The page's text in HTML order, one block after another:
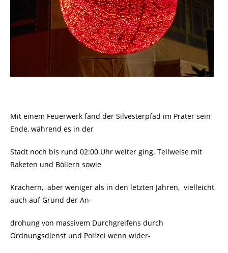
Mit einem Feuerwerk fand der Silvesterpfad im Prater sein
Ende, während es in der
Stadt noch bis rund 02:00 Uhr weiter ging. Teilweise mit
Raketen und Böllern sowie
Krachern, aber weniger als in den letzten Jahren, vielleicht
auch auf Grund der An-
drohung von massivem Durchgreifens durch
Ordnungsdienst und Polizei wenn wider-